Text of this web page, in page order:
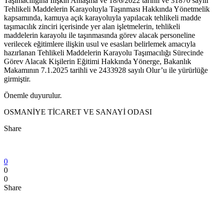
Tehlikeli Maddelerin Karayoluyla Taşınması Hakkında Yönetmelik
kapsamında, kamuya açık karayoluyla yapılacak tehlikeli madde
taşımacılık zinciri içerisinde yer alan işletmelerin, tehlikeli
maddelerin karayolu ile taşınmasında görev alacak personeline
verilecek eğitimlere ilişkin usul ve esasları belirlemek amacıyla
hazırlanan Tehlikeli Maddelerin Karayolu Taşımacılığı Sürecinde
Görev Alacak Kişilerin Eğitimi Hakkında Yönerge, Bakanlık
Makamının 7.1.2025 tarihli ve 2433928 sayılı Olur’u ile yürürlüğe
girmiştir.
Önemle duyurulur.
OSMANİYE TİCARET VE SANAYİ ODASI
Share
0
0
0
Share